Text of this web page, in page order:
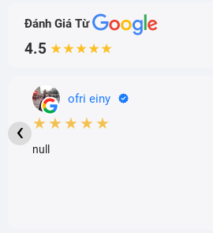
Đánh Giá Từ
4.5 ★★★★★
ofri einy
★★★★★
null
‹